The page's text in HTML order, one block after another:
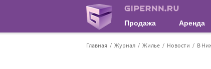
Продажа Аренда
Главная Журнал Жилье Новости В